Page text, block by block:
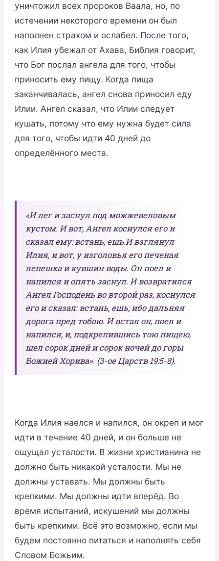
уничтожил всех пророков Ваала, но, по
истечении некоторого времени он был
наполнен страхом и ослабел. После того,
как Илия убежал от Ахава, Библия говорит,
что Бог послал ангела для того, чтобы
приносить ему пищу. Когда пища
заканчивалась, ангел снова приносил еду
Илии. Ангел сказал, что Илии следует
кушать, потому что ему нужна будет сила
для того, чтобы идти 40 дней до
определённого места.
«И лег и заснул под можжевеловым
кустом. И вот, Ангел коснулся его и
сказал ему: встань, ешь.И взглянул
Илия, и вот, у изголовья его печеная
лепешка и кувшин воды. Он поел и
напился и опять заснул. И возвратился
Ангел Господень во второй раз, коснулся
его и сказал: встань, ешь; ибо дальняя
дорога пред тобою. И встал он, поел и
напился, и, подкрепившись тою пищею,
шел сорок дней и сорок ночей до горы
Божией Хорива». (3-ое Царств 19:5-8).
Когда Илия наелся и напился, он окреп и мог
идти в течение 40 дней, и он больше не
ощущал усталости. В жизни христианина не
должно быть никакой усталости. Мы не
должны уставать. Мы должны быть
крепкими. Мы должны идти вперёд. Во
время испытаний, искушений мы должны
быть крепкими. Всё это возможно, если мы
будем постоянно питаться и наполнять себя
Словом Божьим.